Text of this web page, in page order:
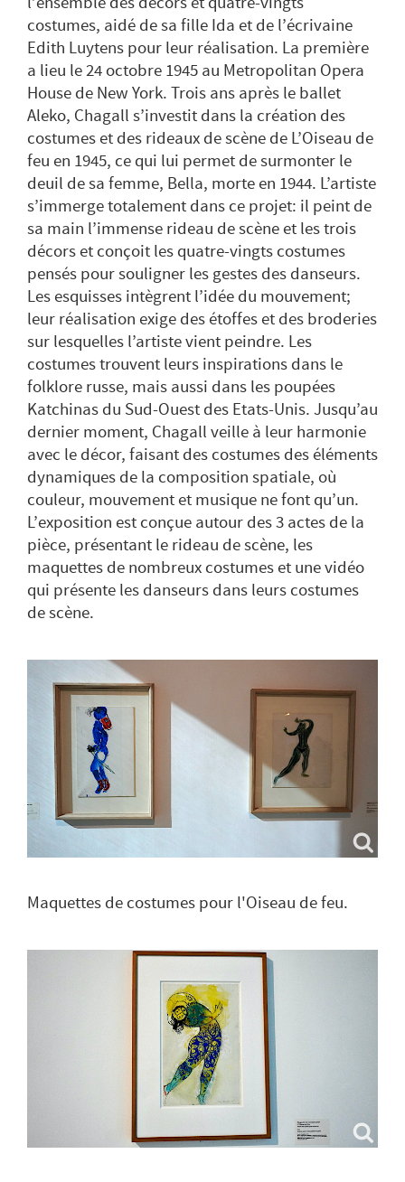
costumes, aidé de sa fille Ida et de l’écrivaine
Edith Luytens pour leur réalisation. La première
a lieu le 24 octobre 1945 au Metropolitan Opera
House de New York. Trois ans après le ballet
Aleko, Chagall s’investit dans la création des
costumes et des rideaux de scène de L’Oiseau de
feu en 1945, ce qui lui permet de surmonter le
deuil de sa femme, Bella, morte en 1944. L’artiste
s’immerge totalement dans ce projet: il peint de
sa main l’immense rideau de scène et les trois
décors et conçoit les quatre-vingts costumes
pensés pour souligner les gestes des danseurs.
Les esquisses intègrent l’idée du mouvement;
leur réalisation exige des étoffes et des broderies
sur lesquelles l’artiste vient peindre. Les
costumes trouvent leurs inspirations dans le
folklore russe, mais aussi dans les poupées
Katchinas du Sud-Ouest des Etats-Unis. Jusqu’au
dernier moment, Chagall veille à leur harmonie
avec le décor, faisant des costumes des éléments
dynamiques de la composition spatiale, où
couleur, mouvement et musique ne font qu’un.
L’exposition est conçue autour des 3 actes de la
pièce, présentant le rideau de scène, les
maquettes de nombreux costumes et une vidéo
qui présente les danseurs dans leurs costumes
de scène.
Maquettes de costumes pour l'Oiseau de feu.